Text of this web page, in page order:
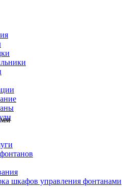
шкафов управления фонтанами
мм